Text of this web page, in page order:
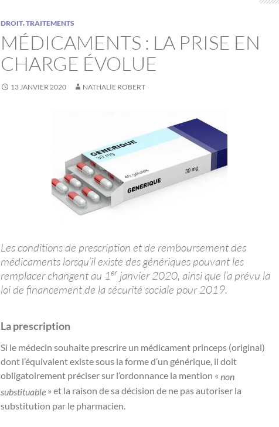
DROIT,TRAITEMENTS
MÉDICAMENTS : LA PRISE EN
CHARGE ÉVOLUE
13 JANVIER 2020 NATHALIE ROBERT
Les conditions de prescription et de remboursement des
médicaments lorsqu’il existe des génériques pouvant les
remplacer changent au 1er janvier 2020, ainsi que l’a prévu la
loi de financement de la sécurité sociale pour 2019.
La prescription
Si le médecin souhaite prescrire un médicament princeps (original)
dont l’équivalent existe sous la forme d’un générique, il doit
obligatoirement préciser sur l’ordonnance la mention « non
substituable » et la raison de sa décision de ne pas autoriser la
substitution par le pharmacien.